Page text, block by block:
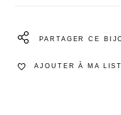
PARTAGER CE
AJOUTER À MA